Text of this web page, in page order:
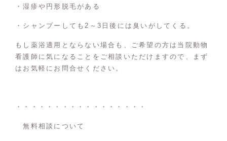
・湿疹や円形脱毛がある
・シャンプーしても2～3日後には臭いがしてくる。
もし薬浴適用とならない場合も、ご希望の方は当院動物
看護師に気になることをご相談いただけますので、まず
はお気軽にお問合せください。
・・・・・・・・・・・・・・・・・
無料相談について